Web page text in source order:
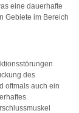
eine dauerhafte
Gebiete im Bereich
des
oftmals auch ein